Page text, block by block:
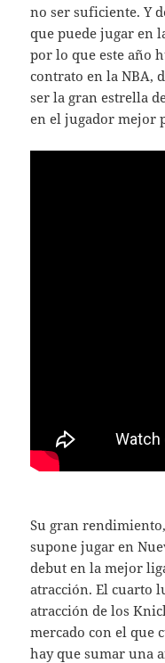
no ser suficiente. Y
que puede jugar en
por lo que este año
contrato en la NBA,
ser la gran estrella
en el jugador mejor
Su gran
supone jugar en
debut en la mejor
atracción. El cuarto
atracción de los
mercado con el que
hay que sumar una